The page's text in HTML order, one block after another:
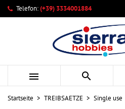
Telefon:(+39) 3334001884
 
Startseite TREIBSAETZE Single use
Ihre Wunschlisten
Neue Liste anlegen
((modalTitle))
((confirmMessage))
((cancelText))
Wunschliste erstellen
Name der Wunschliste
Abbrechen
Anmelden
Sie müssen angemeldet sein,
hinzufügen zu können.